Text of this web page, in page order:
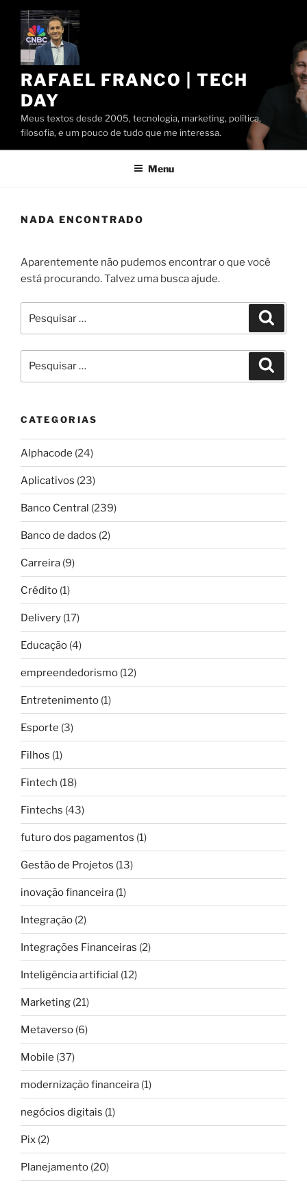
Pular
conteúdo
RAFAEL FRANCO | TECH
DAY
Meus textos desde 2005, tecnologia, marketing, política,
filosofia, e um pouco de tudo que me interessa.
Menu
NADA ENCONTRADO
Aparentemente não pudemos encontrar o que você
está procurando. Talvez uma busca ajude.
por:
por:
CATEGORIAS
Alphacode (24)
Aplicativos (23)
Banco Central (239)
Banco de dados (2)
Carreira (9)
Crédito (1)
Delivery (17)
Educação (4)
empreendedorismo (12)
Entretenimento (1)
Esporte (3)
Filhos (1)
Fintech (18)
Fintechs (43)
futuro dos pagamentos (1)
Gestão de Projetos (13)
inovação financeira (1)
Integração (2)
Integrações Financeiras (2)
Inteligência artificial (12)
Marketing (21)
Metaverso (6)
Mobile (37)
modernização financeira (1)
negócios digitais (1)
Pix (2)
Planejamento (20)